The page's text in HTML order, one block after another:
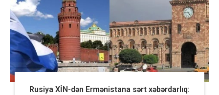
Rusiya XİN-dən Ermənistana sərt xəbərdarlıq: